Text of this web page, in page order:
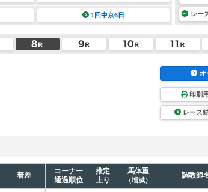
1回中京6日 レー
オ
印刷
レース
着差
コーナー
通過順位
推定
上り
馬体重
（増減）
調教師